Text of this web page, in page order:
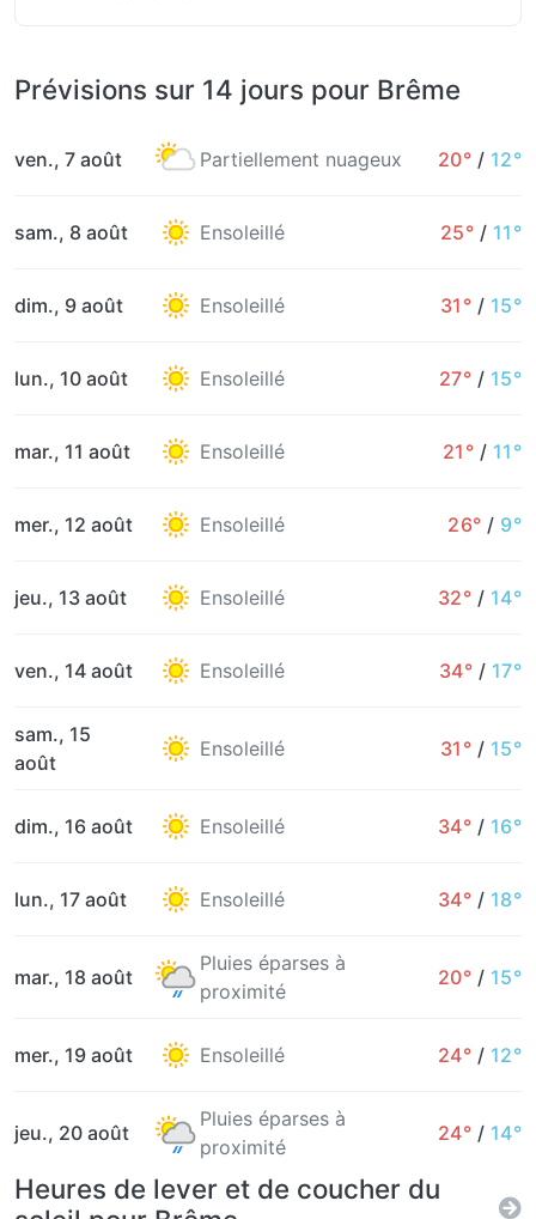
Prévisions sur 14 jours pour Brême
ven., 7 août Partiellement nuageux 20° / 12°
sam., 8 août Ensoleillé 25° / 11°
dim., 9 août Ensoleillé 31° / 15°
lun., 10 août Ensoleillé 27° / 15°
mar., 11 août Ensoleillé 21° / 11°
mer., 12 août Ensoleillé 26° / 9°
jeu., 13 août Ensoleillé 32° / 14°
ven., 14 août Ensoleillé 34° / 17°
sam., 15
août
Ensoleillé 31° / 15°
dim., 16 août Ensoleillé 34° / 16°
lun., 17 août Ensoleillé 34° / 18°
mar., 18 août
Pluies éparses à
proximité
20° / 15°
mer., 19 août Ensoleillé 24° / 12°
jeu., 20 août
Pluies éparses à
proximité
24° / 14°
Heures de lever et de coucher du